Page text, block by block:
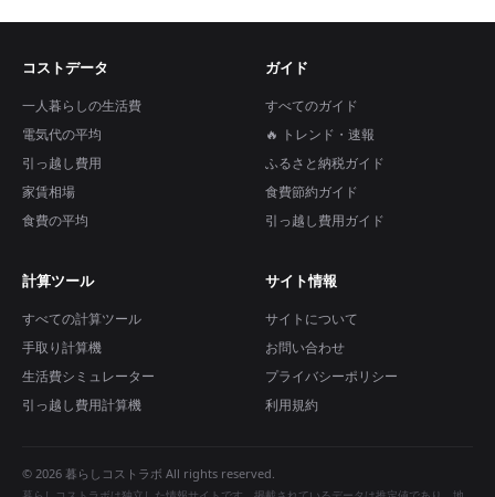
コストデータ
一人暮らしの生活費
電気代の平均
引っ越し費用
家賃相場
食費の平均
ガイド
すべてのガイド
🔥 トレンド・速報
ふるさと納税ガイド
食費節約ガイド
引っ越し費用ガイド
計算ツール
すべての計算ツール
手取り計算機
生活費シミュレーター
引っ越し費用計算機
サイト情報
サイトについて
お問い合わせ
プライバシーポリシー
利用規約
© 2026 暮らしコストラボ All rights reserved.